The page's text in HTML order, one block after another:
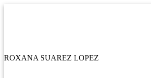
ROXANA SUAREZ LOPEZ